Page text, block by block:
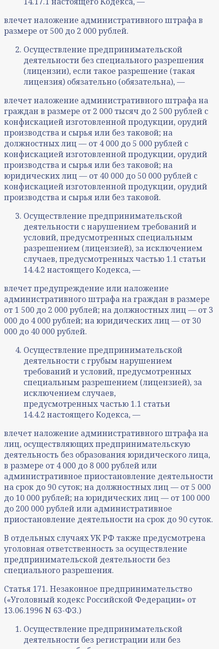
влечет наложение административного штрафа в
размере от 500 до 2 000 рублей.
Осуществление предпринимательской
деятельности без специального разрешения
(лицензии), если такое разрешение (такая
лицензия) обязательно (обязательна), —
влечет наложение административного штрафа на
граждан в размере от 2 000 тысяч до 2 500 рублей с
конфискацией изготовленной продукции, орудий
производства и сырья или без таковой; на
должностных лиц — от 4 000 до 5 000 рублей с
конфискацией изготовленной продукции, орудий
производства и сырья или без таковой; на
юридических лиц — от 40 000 до 50 000 рублей с
конфискацией изготовленной продукции, орудий
производства и сырья или без таковой.
Осуществление предпринимательской
деятельности с нарушением требований и
условий, предусмотренных специальным
разрешением (лицензией), за исключением
случаев, предусмотренных частью 1.1 статьи
14.4.2 настоящего Кодекса, —
влечет предупреждение или наложение
административного штрафа на граждан в размере
от 1 500 до 2 000 рублей; на должностных лиц — от 3
000 до 4 000 рублей; на юридических лиц — от 30
000 до 40 000 рублей.
Осуществление предпринимательской
деятельности с грубым нарушением
требований и условий, предусмотренных
специальным разрешением (лицензией), за
исключением случаев,
предусмотренных частью 1.1 статьи
14.4.2 настоящего Кодекса, —
влечет наложение административного штрафа на
лиц, осуществляющих предпринимательскую
деятельность без образования юридического лица,
в размере от 4 000 до 8 000 рублей или
административное приостановление деятельности
на срок до 90 суток; на должностных лиц — от 5 000
до 10 000 рублей; на юридических лиц — от 100 000
до 200 000 рублей или административное
приостановление деятельности на срок до 90 суток.
В отдельных случаях УК РФ также предусмотрена
уголовная ответственность за осуществление
предпринимательской деятельности без
специального разрешения.
Статья 171. Незаконное предпринимательство
(«Уголовный кодекс Российской Федерации» от
13.06.1996 N 63-ФЗ.)
Осуществление предпринимательской
деятельности без регистрации или без